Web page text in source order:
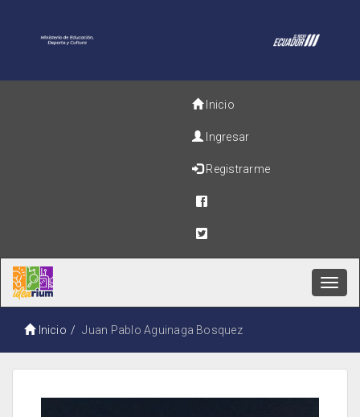
Inicio
Ingresar
Registrarme
Inicio Juan Pablo Aguinaga Bosquez